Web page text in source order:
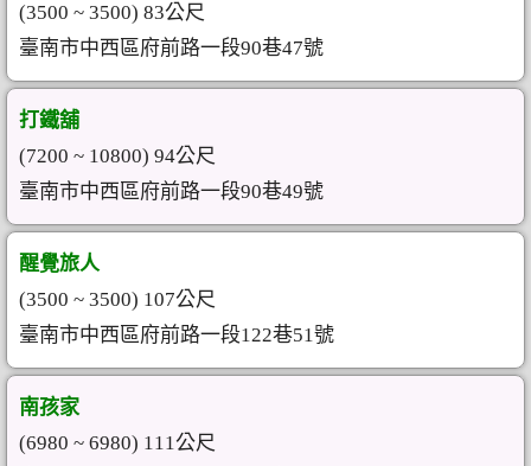
(3500 ~ 3500) 83公尺
臺南市中西區府前路一段90巷47號
打鐵舖
(7200 ~ 10800) 94公尺
臺南市中西區府前路一段90巷49號
醒覺旅人
(3500 ~ 3500) 107公尺
臺南市中西區府前路一段122巷51號
南孩家
(6980 ~ 6980) 111公尺